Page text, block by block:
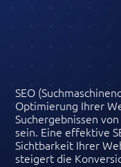
SEO
Optimierung Ihrer
Suchergebnissen
sein. Eine effektive
Sichtbarkeit Ihrer
steigert die